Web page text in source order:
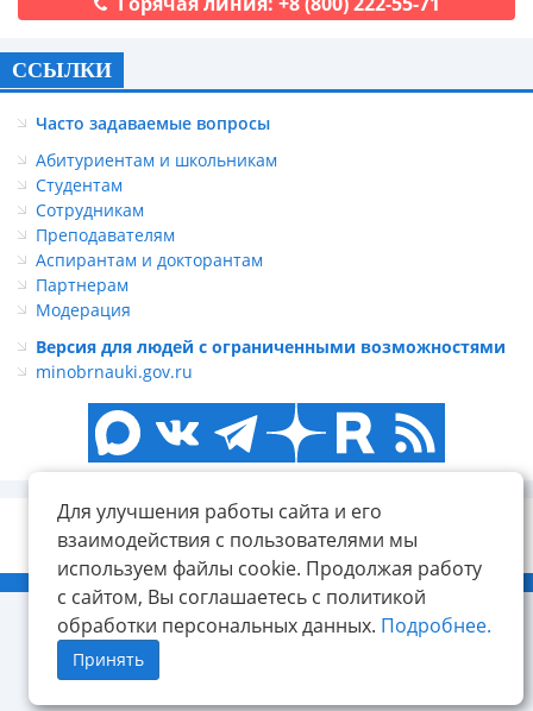
Для улучшения работы сайта и его
взаимодействия с пользователями мы
используем файлы cookie. Продолжая работу
с сайтом, Вы соглашаетесь с политикой
обработки персональных данных. Подробнее.
Принять
ССЫЛКИ
Часто задаваемые вопросы
Абитуриентам и школьникам
Студентам
Сотрудникам
Преподавателям
Аспирантам и докторантам
Партнерам
Модерация
Версия для людей с ограниченными возможностями
minobrnauki.gov.ru
© ФГБОУ ВО «КнАГУ», 2014-2026